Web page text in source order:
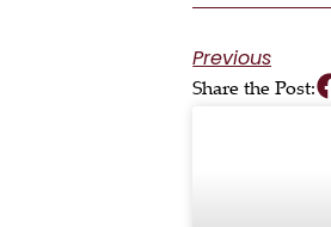
Previous
Share the Post: